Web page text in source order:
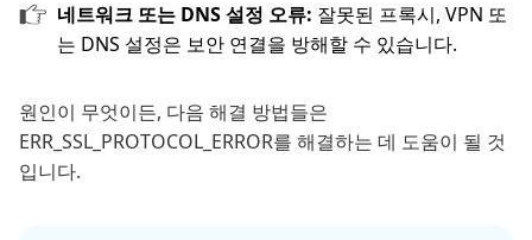
네트워크 또는 DNS 설정 오류: 잘못된 프록시, VPN 또
는 DNS 설정은 보안 연결을 방해할 수 있습니다.
원인이 무엇이든, 다음 해결 방법들은
ERR_SSL_PROTOCOL_ERROR를 해결하는 데 도움이 될 것
입니다.